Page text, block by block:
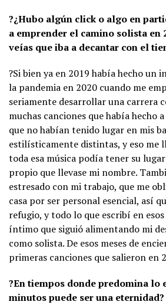
?¿Hubo algún click o algo en
a emprender el camino solista en
veías que iba a decantar con el
?Si bien ya en 2019 había hecho un
la pandemia en 2020 cuando me
seriamente desarrollar una carrera
muchas canciones que había hecho
que no habían tenido lugar en mis
estilísticamente distintas, y eso me
toda esa música podía tener su
propio que llevase mi nombre.
estresado con mi trabajo, que me
casa por ser personal esencial, así
refugio, y todo lo que escribí en
íntimo que siguió alimentando mi
como solista. De esos meses de
primeras canciones que salieron en
?En tiempos donde predomina lo
minutos puede ser una eternidad?